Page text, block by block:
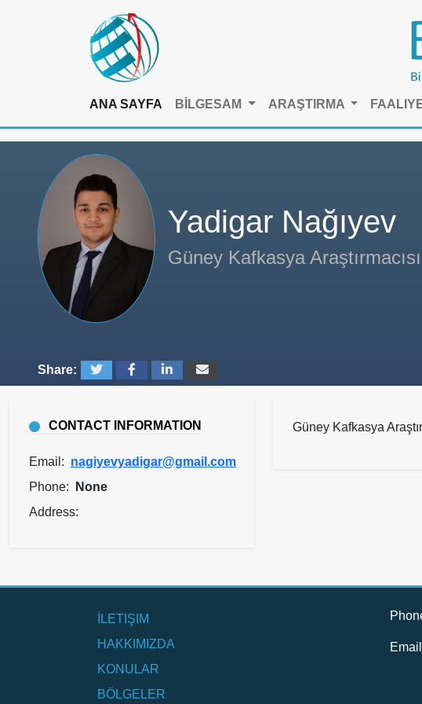
ANA SAYFA BİLGESAM ARAŞTIRMA
Yadigar Nağıyev
Güney Kafkasya Araştırmacısı
Share:
CONTACT INFORMATION
Email: nagiyevyadigar@gmail.com
Phone:
None
Address:
Güney Kafkasya
İLETIŞIM
HAKKIMIZDA
KONULAR
BÖLGELER